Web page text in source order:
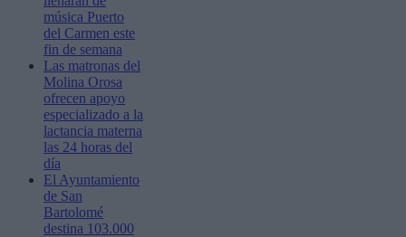
música Puerto
del Carmen este
fin de semana
Las matronas del
Molina Orosa
ofrecen apoyo
especializado a la
lactancia materna
las 24 horas del
día
El Ayuntamiento
de San
Bartolomé
destina 103.000